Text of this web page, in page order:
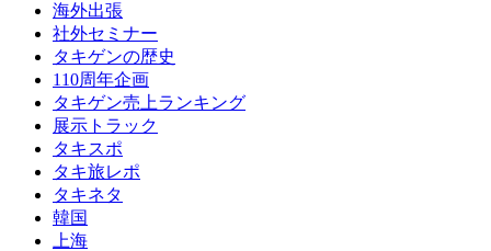
海外出張
社外セミナー
タキゲンの歴史
110周年企画
タキゲン売上ランキング
展示トラック
タキスポ
タキ旅レポ
タキネタ
韓国
上海